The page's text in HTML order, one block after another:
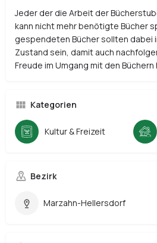
Jeder der die Arbeit der
kann nicht mehr benötigte Bücher
gespendeten Bücher sollten dabei
Zustand sein, damit auch
Freude im Umgang mit den Büchern
Kategorien
Kultur & Freizeit
Bezirk
Marzahn-Hellersdorf